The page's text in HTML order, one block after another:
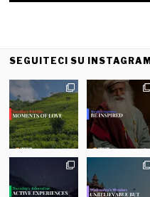
SEGUITECI SU INSTAGRAM